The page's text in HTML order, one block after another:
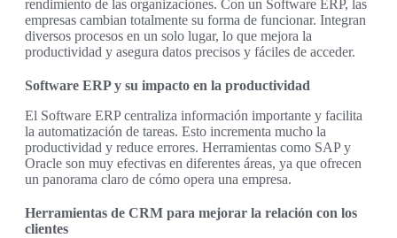
rendimiento de las organizaciones. Con un Software ERP, las
empresas cambian totalmente su forma de funcionar. Integran
diversos procesos en un solo lugar, lo que mejora la
productividad y asegura datos precisos y fáciles de acceder.
Software ERP y su impacto en la productividad
El Software ERP centraliza información importante y facilita
la automatización de tareas. Esto incrementa mucho la
productividad y reduce errores. Herramientas como SAP y
Oracle son muy efectivas en diferentes áreas, ya que ofrecen
un panorama claro de cómo opera una empresa.
Herramientas de CRM para mejorar la relación con los
clientes